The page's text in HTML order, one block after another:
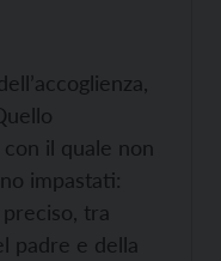
il quale non
impastati:
tra
padre e della